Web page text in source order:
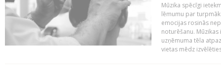
Mūzika spēcīgi
lēmumu par
emocijas rosinās
noturēšanu.
uzņēmuma tēla
vietas mēdz